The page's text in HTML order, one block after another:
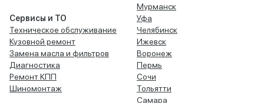
Сервисы и ТО
Техническое обслуживание
Кузовной ремонт
Замена масла и фильтров
Диагностика
Ремонт КПП
Шиномонтаж
Мурманск
Уфа
Челябинск
Ижевск
Воронеж
Пермь
Сочи
Тольятти
Самара